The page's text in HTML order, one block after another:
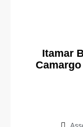
Itamar